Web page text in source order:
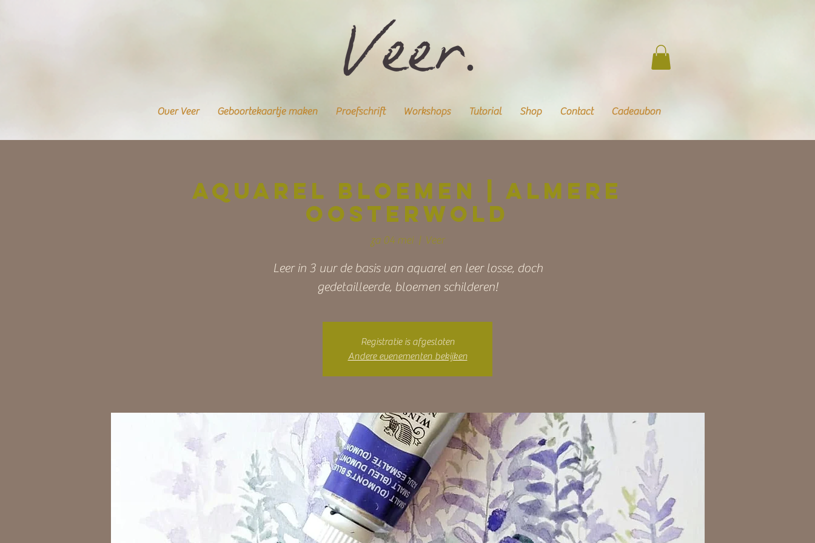
Aquarel bloemen | Almere
Oosterwold
za 04 mei
  |
Veer
Leer in 3 uur de basis van aquarel en leer losse, doch
gedetailleerde, bloemen schilderen!
Registratie is afgesloten
Andere evenementen bekijken
Over Veer Geboortekaartje maken Proefschrift Workshops Tutorial Shop Contact Cadeaubon